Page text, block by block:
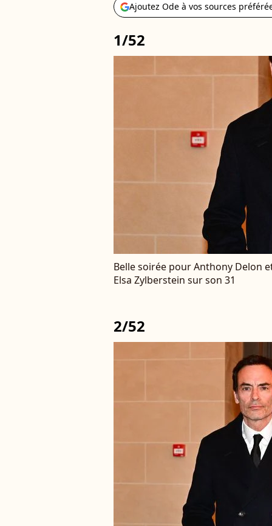
Ajoutez Ode à vos sources
1/52
Belle soirée pour Anthony Delon
Elsa Zylberstein sur son 31
2/52